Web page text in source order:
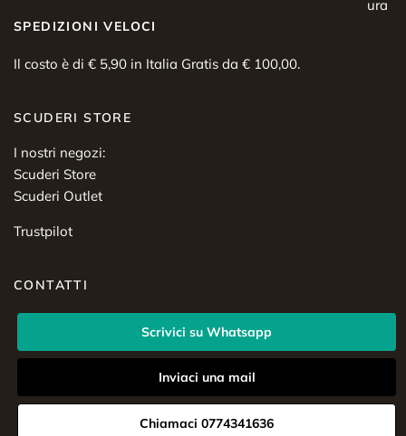
SPEDIZIONI VELOCI
Il costo è di € 5,90 in Italia Gratis da € 100,00.
SCUDERI STORE
I nostri negozi:
Scuderi Store
Scuderi Outlet
Trustpilot
CONTATTI
Scrivici su Whatsapp
Inviaci una mail
Chiamaci 0774341636